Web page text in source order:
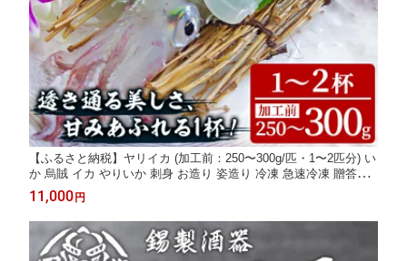
【ふるさと納税】ヤリイカ (加工前：250〜300g/匹・1〜2匹分) い
か 烏賊 イカ やりいか 刺身 お造り 姿造り 冷凍 急速冷凍 贈答用
ギフト 贈り物 海の幸 海産物 魚介類 福岡県産 芦屋町産 【九州
男】
11,000 円